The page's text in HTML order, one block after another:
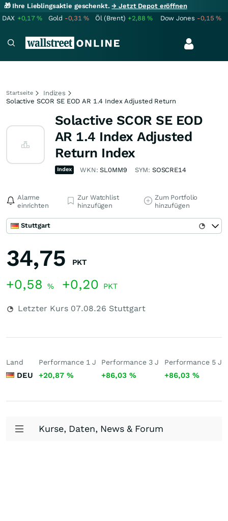
🎁 Ihre Lieblingsaktie geschenkt.→ Jetzt Depot eröffnen
DAX +0,17% Gold -0,31% Öl (Brent) +2,88% Dow Jones -0,15%
Startseite
Indizes
Solactive SCOR SE EOD AR 1.4 Index Adjusted Return
Solactive SCOR SE EOD
AR 1.4 Index Adjusted
Return Index
Index WKN:SL0MM9 SYM: SOSCRE14
Alarme
einrichten
Zur Watchlist
hinzufügen
Zum Portfolio
hinzufügen
Stuttgart
34,75 PKT
+0,58 % +0,20 PKT
Letzter Kurs 07.08.26 Stuttgart
Land
DEU
Performance 1 J
+20,87 %
Performance 3 J
+86,03%
Performance 5 J
+86,03 %
Kurse, Daten, News & Forum